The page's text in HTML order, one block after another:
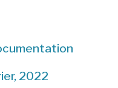
2022